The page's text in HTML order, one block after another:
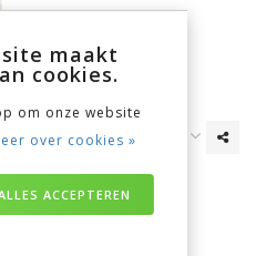
maakt
cookies.
om onze website
over cookies »
ACCEPTEREN